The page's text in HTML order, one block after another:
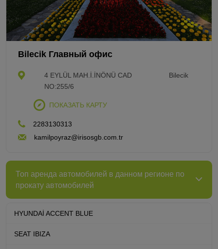
Bilecik Главный офис
4 EYLÜL MAH.İ.İNÖNÜ CAD
NO:255/6
Bilecik
ПОКАЗАТЬ КАРТУ
2283130313
kamilpoyraz@irisosgb.com.tr
Топ аренда автомобилей в данном регионе по
прокату автомобилей
HYUNDAİ ACCENT BLUE
SEAT IBIZA